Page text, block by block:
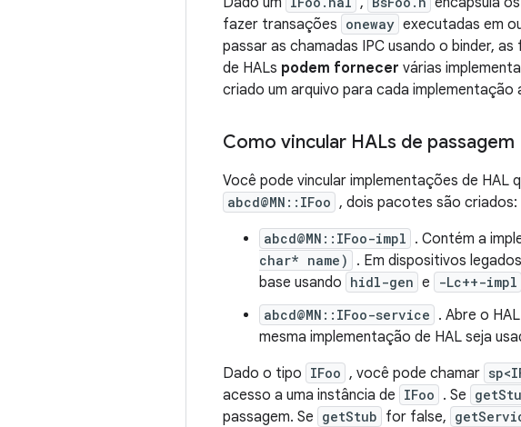
fazer transações oneway executadas em
passar as chamadas IPC usando o binder,
de HALs podem fornecer várias
criado um arquivo para cada implementação
Como vincular HALs de passagem
Você pode vincular implementações de
abcd@MN::IFoo , dois pacotes são criados:
abcd@MN::IFoo-impl . Contém a
char* name)
. Em dispositivos
base usando hidl-gen e -Lc++-impl
abcd@MN::IFoo-service . Abre o
mesma implementação de HAL seja
Dado o tipo IFoo , você pode chamar
acesso a uma instância de IFoo . Se
passagem. Se getStub for false,